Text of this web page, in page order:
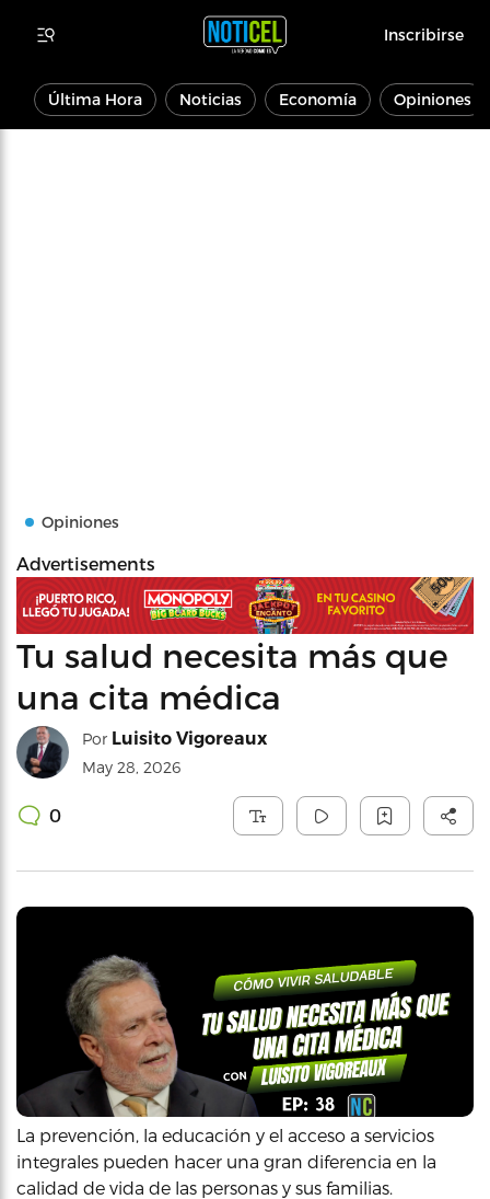
Inscribirse
Última Hora Noticias Economía Opiniones
Opiniones
Advertisements
Tu salud necesita más que
una cita médica
Por Luisito Vigoreaux
May 28, 2026
0
La prevención, la educación y el acceso a servicios
integrales pueden hacer una gran diferencia en la
calidad de vida de las personas y sus familias.